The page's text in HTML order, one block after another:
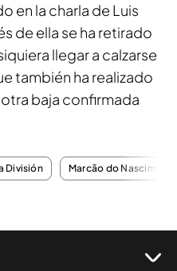
en la charla de Luis
de ella se ha retirado
llegar a calzarse
también ha realizado
baja confirmada
División Marcão do